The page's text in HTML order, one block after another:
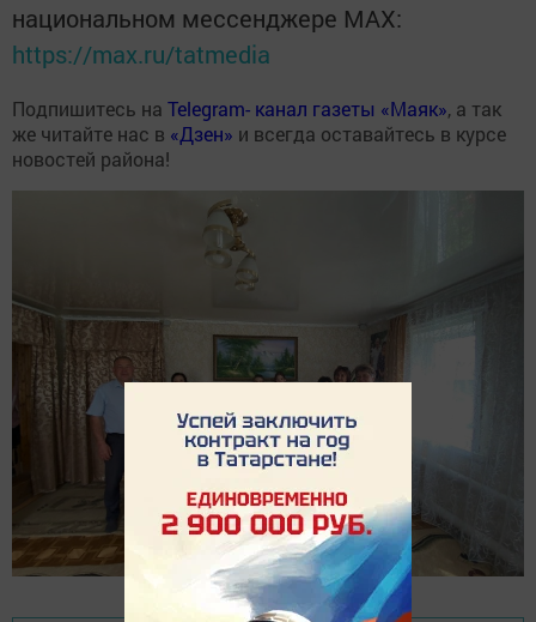
национальном мессенджере MАХ:
https://max.ru/tatmedia
Подпишитесь на Telegram- канал газеты «Маяк», а так
же читайте нас в «Дзен» и всегда оставайтесь в курсе
новостей района!